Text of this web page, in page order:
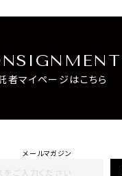
者マイページはこちら
メールマガジン